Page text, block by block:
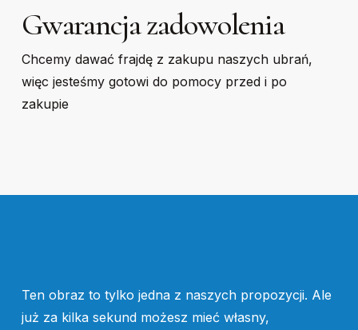
Gwarancja zadowolenia
Chcemy dawać frajdę z zakupu naszych ubrań,
więc jesteśmy gotowi do pomocy przed i po
zakupie
Ten obraz to tylko jedna z naszych propozycji. Ale
już za kilka sekund możesz mieć własny,